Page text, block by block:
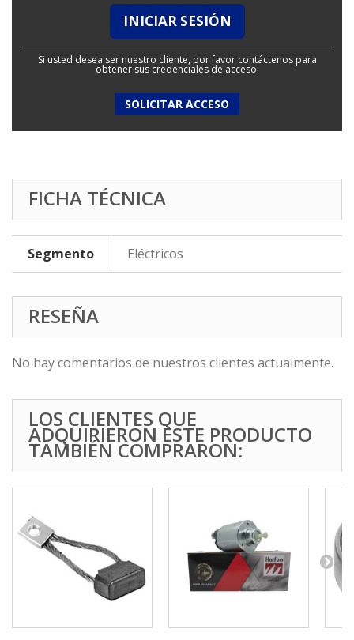
INICIAR SESIÓN
Si usted desea ser nuestro cliente, por favor contáctenos para
obtener sus credenciales de acceso:
SOLICITAR ACCESO
FICHA TÉCNICA
Segmento Eléctricos
RESEÑA
No hay comentarios de nuestros clientes actualmente.
LOS CLIENTES QUE
ADQUIRIERON ESTE PRODUCTO
TAMBIÉN COMPRARON: